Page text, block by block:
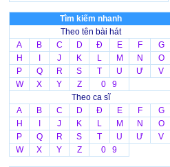
Tìm kiếm nhanh
Theo tên bài hát
A
B C D Đ E F
G
H
J K L M N
O
P
Q R S T U Ư
V
W
X Y Z
0 9
Theo ca sĩ
A
B C D Đ E F
G
H
J K L M N
O
P
Q R S T U Ư
V
W
X Y Z 0 9